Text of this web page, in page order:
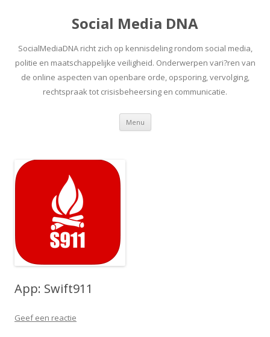
Social Media DNA
SocialMediaDNA richt zich op kennisdeling rondom social media,
politie en maatschappelijke veiligheid. Onderwerpen vari?ren van
de online aspecten van openbare orde, opsporing, vervolging,
rechtspraak tot crisisbeheersing en communicatie.
Menu Spring
inhoud
App: Swift911
Geef een reactie